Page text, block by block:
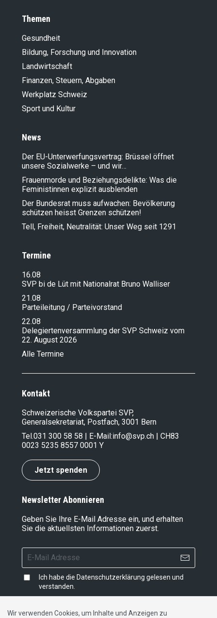
Themen
Gesundheit
Bildung, Forschung und Innovation
Landwirt­schaft
Finanzen, Steuern, Abgaben
Werkplatz Schweiz
Sport und Kultur
News
Der EU-Unterwerfungsvertrag: Brüssel öffnet
unsere Sozialwerke – und wir…
Frauenmorde und Beziehungsdelikte: Was die
Feministinnen explizit ausblenden
Der Bundesrat muss aufwachen: Bevölkerung
schützen heisst Grenzen schützen!
Tell, Freiheit, Neutralität: Unser Weg seit 1291
Termine
16.08
SVP bi de Lüt mit Nationalrat Bruno Walliser
21.08
Parteileitung / Parteivorstand
22.08
Delegiertenversammlung der SVP Schweiz vom
22. August 2026
Alle Termine
Kontakt
Schweizerische Volkspartei SVP,
Generalsekretariat, Postfach, 3001 Bern
Tel.031 300 58 58 | E-Mail:info@svp.ch | CH83
0023 5235 8557 0001 Y
Jetzt spenden
Newsletter Abonnieren
Geben Sie Ihre E-Mail Adresse ein, und erhalten
Sie die aktuellsten Informationen zuerst.
Ich habe die Datenschutzerklärung gelesen und
verstanden.
Wir verwenden Cookies, um Inhalte und Anzeigen zu